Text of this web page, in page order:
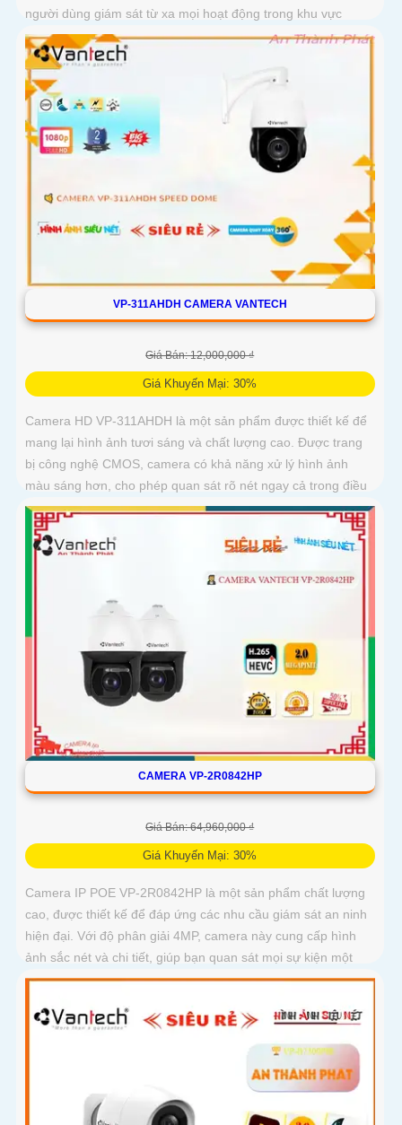
người dùng giám sát từ xa mọi hoạt động trong khu vực
được bảo vệ
VP-311AHDH CAMERA VANTECH
Giá Bán: 12,000,000 ₫
Giá Khuyến Mại: 30%
Camera HD VP-311AHDH là một sản phẩm được thiết kế để
mang lại hình ảnh tươi sáng và chất lượng cao. Được trang
bị công nghệ CMOS, camera có khả năng xử lý hình ảnh
màu sáng hơn, cho phép quan sát rõ nét ngay cả trong điều
kiện ánh sáng yếu
CAMERA VP-2R0842HP
Giá Bán: 64,960,000 ₫
Giá Khuyến Mại: 30%
Camera IP POE VP-2R0842HP là một sản phẩm chất lượng
cao, được thiết kế để đáp ứng các nhu cầu giám sát an ninh
hiện đại. Với độ phân giải 4MP, camera này cung cấp hình
ảnh sắc nét và chi tiết, giúp bạn quan sát mọi sự kiện một
cách rõ ràng